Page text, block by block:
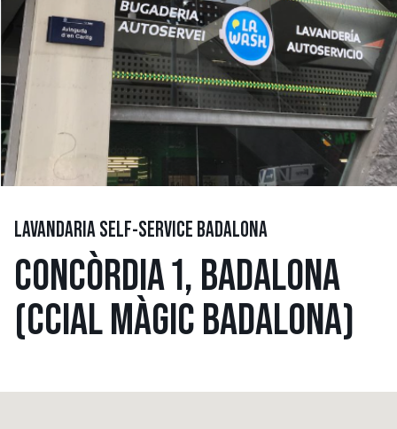
LAVANDARIA SELF-SERVICE BADALONA
CONCÒRDIA 1, BADALONA
(CCIAL MÀGIC BADALONA)